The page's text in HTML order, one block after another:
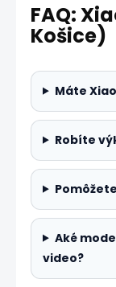
FAQ:
Košice)
Máte
Robíte
Aké
video?